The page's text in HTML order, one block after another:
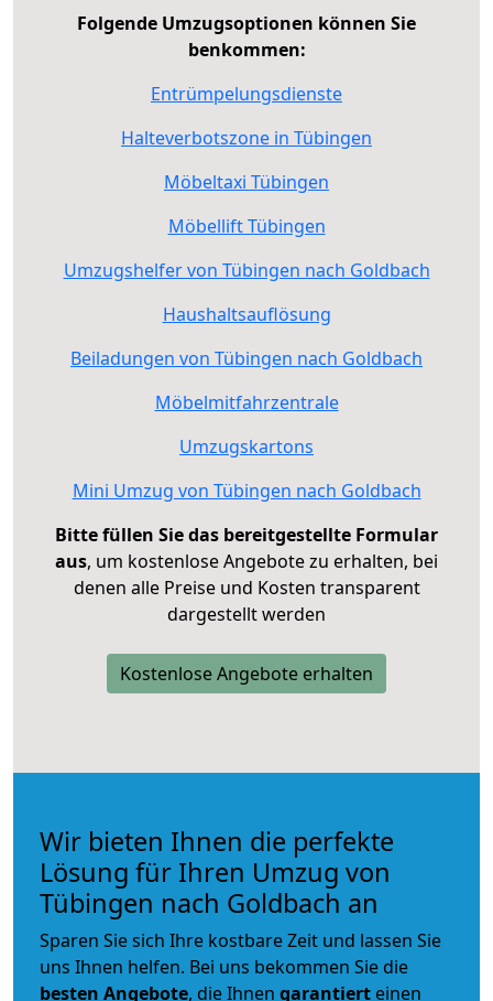
Folgende Umzugsoptionen können Sie
benkommen:
Entrümpelungsdienste
Halteverbotszone in Tübingen
Möbeltaxi Tübingen
Möbellift Tübingen
Umzugshelfer von Tübingen nach Goldbach
Haushaltsauflösung
Beiladungen von Tübingen nach Goldbach
Möbelmitfahrzentrale
Umzugskartons
Mini Umzug von Tübingen nach Goldbach
Bitte füllen Sie das bereitgestellte Formular
aus, um kostenlose Angebote zu erhalten, bei
denen alle Preise und Kosten transparent
dargestellt werden
Kostenlose Angebote erhalten
Wir bieten Ihnen die perfekte
Lösung für Ihren Umzug von
Tübingen nach Goldbach an
Sparen Sie sich Ihre kostbare Zeit und lassen Sie
uns Ihnen helfen. Bei uns bekommen Sie die
besten Angebote, die Ihnen garantiert einen